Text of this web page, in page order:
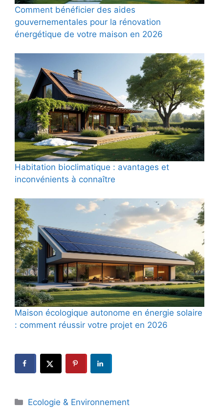
Comment bénéficier des aides
gouvernementales pour la rénovation
énergétique de votre maison en 2026
Habitation bioclimatique : avantages et
inconvénients à connaître
Maison écologique autonome en énergie solaire
: comment réussir votre projet en 2026
Catégories
Ecologie & Environnement